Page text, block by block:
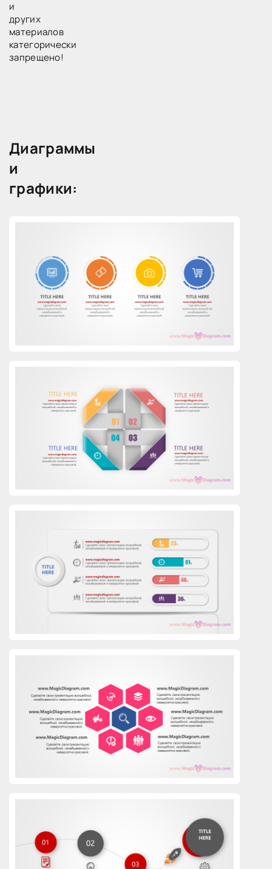
и
других
материалов
категорически
запрещено!
Диаграммы
и
графики: